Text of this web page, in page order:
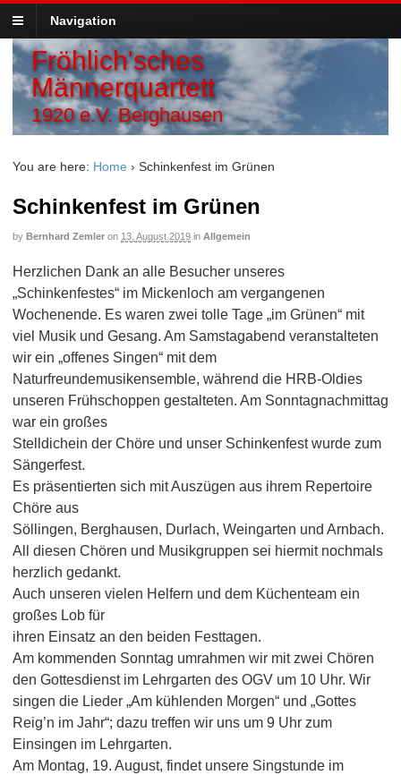
Navigation
Fröhlich'sches
Männerquartett
1920 e.V. Berghausen
You are here: Home › Schinkenfest im Grünen
Schinkenfest im Grünen
by Bernhard Zemler on 13. August 2019 in Allgemein
Herzlichen Dank an alle Besucher unseres
„Schinkenfestes“ im Mickenloch am vergangenen
Wochenende. Es waren zwei tolle Tage „im Grünen“ mit
viel Musik und Gesang. Am Samstagabend veranstalteten
wir ein „offenes Singen“ mit dem
Naturfreundemusikensemble, während die HRB-Oldies
unseren Frühschoppen gestalteten. Am Sonntagnachmittag
war ein großes
Stelldichein der Chöre und unser Schinkenfest wurde zum
Sängerfest.
Es präsentierten sich mit Auszügen aus ihrem Repertoire
Chöre aus
Söllingen, Berghausen, Durlach, Weingarten und Arnbach.
All diesen Chören und Musikgruppen sei hiermit nochmals
herzlich gedankt.
Auch unseren vielen Helfern und dem Küchenteam ein
großes Lob für
ihren Einsatz an den beiden Festtagen.
Am kommenden Sonntag umrahmen wir mit zwei Chören
den Gottesdienst im Lehrgarten des OGV um 10 Uhr. Wir
singen die Lieder „Am kühlenden Morgen“ und „Gottes
Reig’n im Jahr“; dazu treffen wir uns um 9 Uhr zum
Einsingen im Lehrgarten.
Am Montag, 19. August, findet unsere Singstunde im